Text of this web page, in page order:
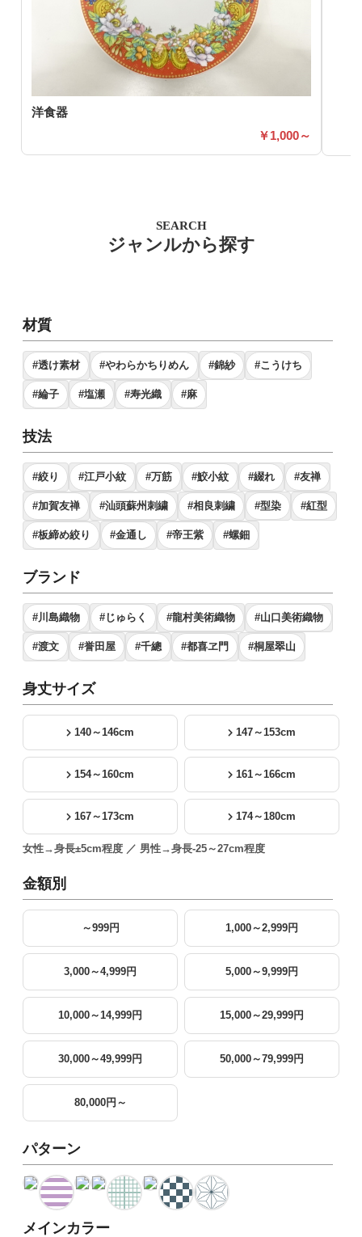
洋食器
1,000～
SEARCH
ジャンルから探す
材質
#透け素材 #やわらかちりめん #錦紗 #こうけち
#綸子 #塩瀬 #寿光織 #麻
技法
#絞り #江戸小紋 #万筋 #鮫小紋 #綴れ #友禅
#加賀友禅 #汕頭蘇州刺繍 #相良刺繍 #型染 #紅型
#板締め絞り #金通し #帝王紫 #螺鈿
ブランド
#川島織物 #じゅらく #龍村美術織物 #山口美術織物
#渡文 #誉田屋 #千總 #都喜ヱ門 #桐屋翠山
身丈サイズ
140～146cm 147～153cm
154～160cm 161～166cm
167～173cm 174～180cm
女性→身長±5cm程度 ／ 男性→身長-25～27cm程度
金額別
～999円 1,000～2,999円
3,000～4,999円 5,000～9,999円
10,000～14,999円 15,000～29,999円
30,000～49,999円 50,000～79,999円
80,000円～
パターン
メインカラー